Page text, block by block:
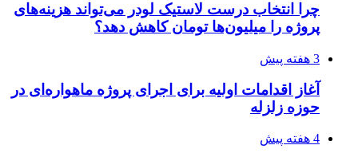
چرا انتخاب درست لاستیک لودر می‌تواند هزینه‌های
پروژه را میلیون‌ها تومان کاهش دهد؟
3 هفته پیش
آغاز اقدامات اولیه برای اجرای پروژه ماهواره‌ای در
حوزه زلزله
4 هفته پیش